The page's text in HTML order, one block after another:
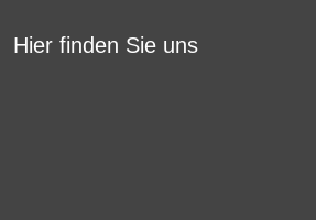
Hier finden Sie uns